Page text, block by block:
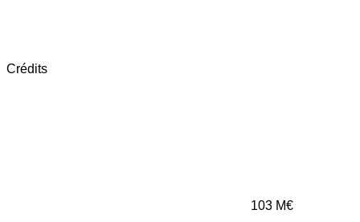
Crédits
103 M€